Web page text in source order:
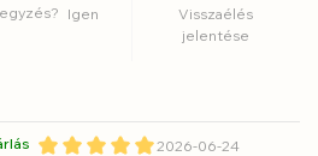
Igen
Visszaélés
jelentése
2026-06-24